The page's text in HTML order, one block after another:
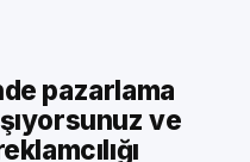
pazarlama
ve